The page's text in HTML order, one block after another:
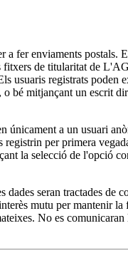
fer enviaments postals.
fitxers de titularitat de
usuaris registrats poden
o bé mitjançant un escrit
a un usuari
per primera
la selecció de l'opció
seran tractades de
mutu per mantenir
No es comunicaran